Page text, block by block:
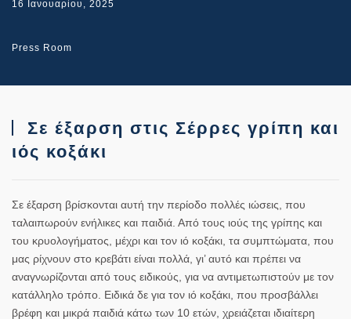
16 Ιανουαρίου, 2025
Press Room
Σε έξαρση στις Σέρρες γρίπη και
ιός κοξάκι
Σε έξαρση βρίσκονται αυτή την περίοδο πολλές ιώσεις, που
ταλαιπωρούν ενήλικες και παιδιά. Από τους ιούς της γρίπης και
του κρυολογήματος, μέχρι και τον ιό κοξάκι, τα συμπτώματα, που
μας ρίχνουν στο κρεβάτι είναι πολλά, γι’ αυτό και πρέπει να
αναγνωρίζονται από τους ειδικούς, για να αντιμετωπιστούν με τον
κατάλληλο τρόπο. Ειδικά δε για τον ιό κοξάκι, που προσβάλλει
βρέφη και μικρά παιδιά κάτω των 10 ετών, χρειάζεται ιδιαίτερη